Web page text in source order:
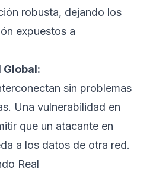
robusta, dejando los
expuestos a
sin problemas
Una vulnerabilidad en
que un atacante en
a los datos de otra red.
Real